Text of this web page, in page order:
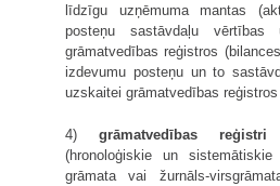
līdzīgu uzņēmuma mantas
posteņu sastāvdaļu
grāmatvedības reģistros
izdevumu posteņu un to
uzskaitei grāmatvedības
4) grāmatvedības reģistri
(hronoloģiskie un
grāmata vai žurnāls-